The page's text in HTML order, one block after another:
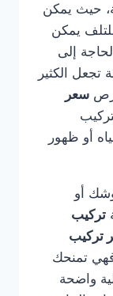
حيث يمكن
يمكن
إلى
تجعل الكثير
سعر
أو ظهور
أو
تركيب
تركيب
فهي تمنحك
واضحة